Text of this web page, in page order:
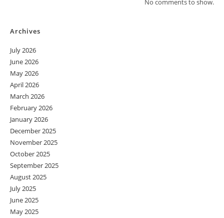
No comments to show.
Archives
July 2026
June 2026
May 2026
April 2026
March 2026
February 2026
January 2026
December 2025
November 2025
October 2025
September 2025
August 2025
July 2025
June 2025
May 2025